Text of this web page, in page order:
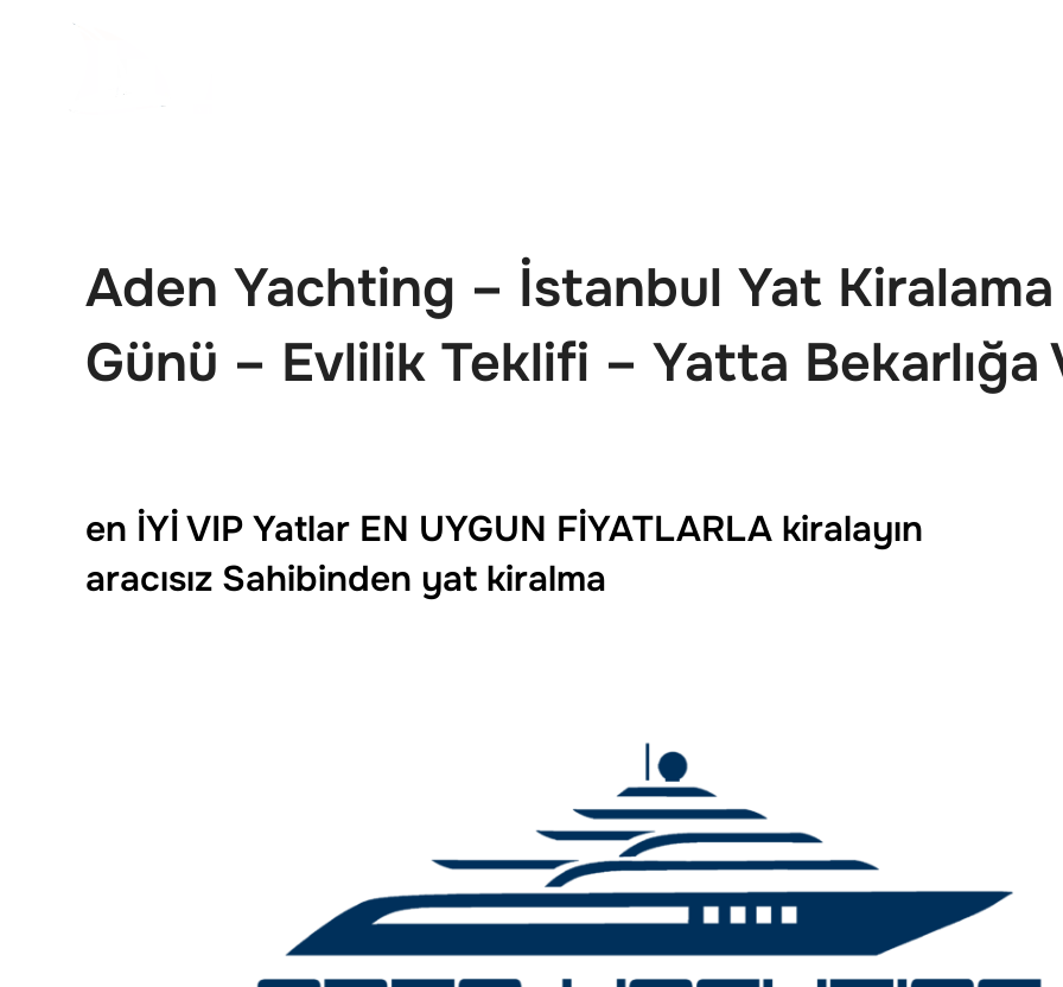
Aden Yachting – İstanbul Yat
Günü – Evlilik Teklifi – Yatta Bekarlığa
en İYİ VIP Yatlar EN UYGUN FİYATLARLA kiralayın
aracısız Sahibinden yat kiralma